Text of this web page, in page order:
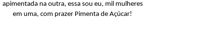
apimentada na outra, essa sou eu, mil mulheres
em uma, com prazer Pimenta de Açúcar!